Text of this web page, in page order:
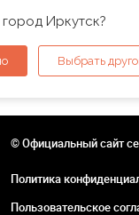
Иркутск?
Выбрать
© Официальный сайт
Политика
Пользовательское